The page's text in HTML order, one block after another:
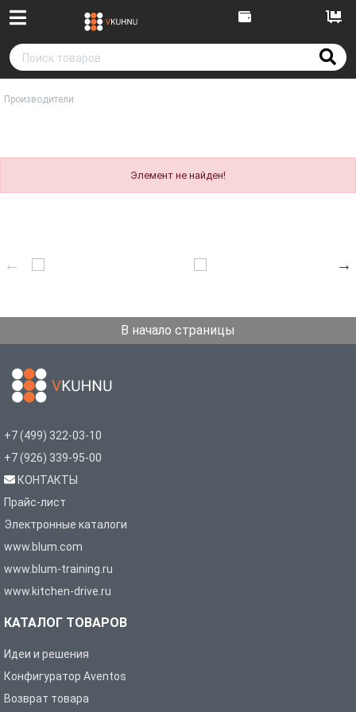
Производители
Элемент не найден!
В начало страницы
+7 (499) 322-03-10
+7 (926) 339-95-00
КОНТАКТЫ
Прайс-лист
Электронные каталоги
www.blum.com
www.blum-training.ru
www.kitchen-drive.ru
КАТАЛОГ ТОВАРОВ
Идеи и решения
Конфигуратор Aventos
Возврат товара